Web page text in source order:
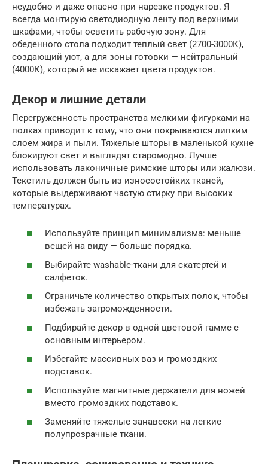
неудобно и даже опасно при нарезке продуктов. Я
всегда монтирую светодиодную ленту под верхними
шкафами, чтобы осветить рабочую зону. Для
обеденного стола подходит теплый свет (2700-3000К),
создающий уют, а для зоны готовки — нейтральный
(4000К), который не искажает цвета продуктов.
Декор и лишние детали
Перегруженность пространства мелкими фигурками на
полках приводит к тому, что они покрываются липким
слоем жира и пыли. Тяжелые шторы в маленькой кухне
блокируют свет и выглядят старомодно. Лучше
использовать лаконичные римские шторы или жалюзи.
Текстиль должен быть из износостойких тканей,
которые выдерживают частую стирку при высоких
температурах.
Используйте принцип минимализма: меньше
вещей на виду — больше порядка.
Выбирайте washable-ткани для скатертей и
салфеток.
Ограничьте количество открытых полок, чтобы
избежать загроможденности.
Подбирайте декор в одной цветовой гамме с
основным интерьером.
Избегайте массивных ваз и громоздких
подставок.
Используйте магнитные держатели для ножей
вместо громоздких подставок.
Заменяйте тяжелые занавески на легкие
полупрозрачные ткани.